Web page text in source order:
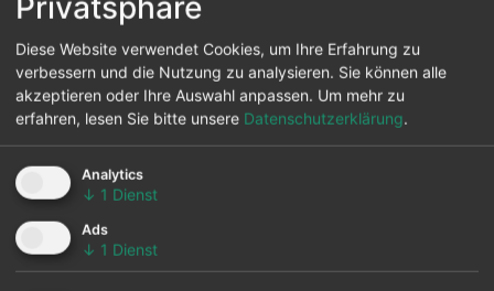
Diese Website verwendet Cookies, um Ihre Erfahrung zu
verbessern und die Nutzung zu analysieren. Sie können alle
akzeptieren oder Ihre Auswahl anpassen. Um mehr zu
erfahren, lesen Sie bitte unsere Datenschutzerklärung.
Analytics
↓ 1 Dienst
Ads
↓ 1 Dienst